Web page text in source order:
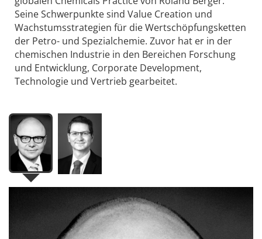
Seine Schwerpunkte sind Value Creation und
Wachstumsstrategien für die Wertschöpfungsketten
der Petro- und Spezialchemie. Zuvor hat er in der
chemischen Industrie in den Bereichen Forschung
und Entwicklung, Corporate Development,
Technologie und Vertrieb gearbeitet.